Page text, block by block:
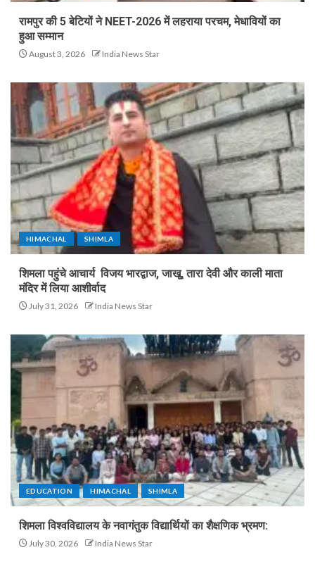
रामपुर की 5 बेटियों ने NEET-2026 में लहराया परचम, मेधावियों का
हुआ सम्मान
August 3, 2026 India News Star
HIMACHAL SHIMLA
शिमला पहुंचे आचार्य विजय भारद्वाज, जाखू, तारा देवी और काली माता
मंदिर में लिया आशीर्वाद
July 31, 2026 India News Star
EDUCATION HIMACHAL SHIMLA
शिमला विश्वविद्यालय के नवागंतुक विद्यार्थियों का शैक्षणिक भ्रमण:
July 30, 2026 India News Star